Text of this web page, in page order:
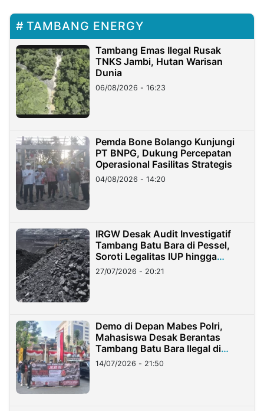
TAMBANG ENERGY
Tambang Emas Ilegal Rusak
TNKS Jambi, Hutan Warisan
Dunia
06/08/2026 - 16:23
Pemda Bone Bolango Kunjungi
PT BNPG, Dukung Percepatan
Operasional Fasilitas Strategis
04/08/2026 - 14:20
IRGW Desak Audit Investigatif
Tambang Batu Bara di Pessel,
Soroti Legalitas IUP hingga
Stockpile
27/07/2026 - 20:21
Demo di Depan Mabes Polri,
Mahasiswa Desak Berantas
Tambang Batu Bara Ilegal di
Lampung
14/07/2026 - 21:50